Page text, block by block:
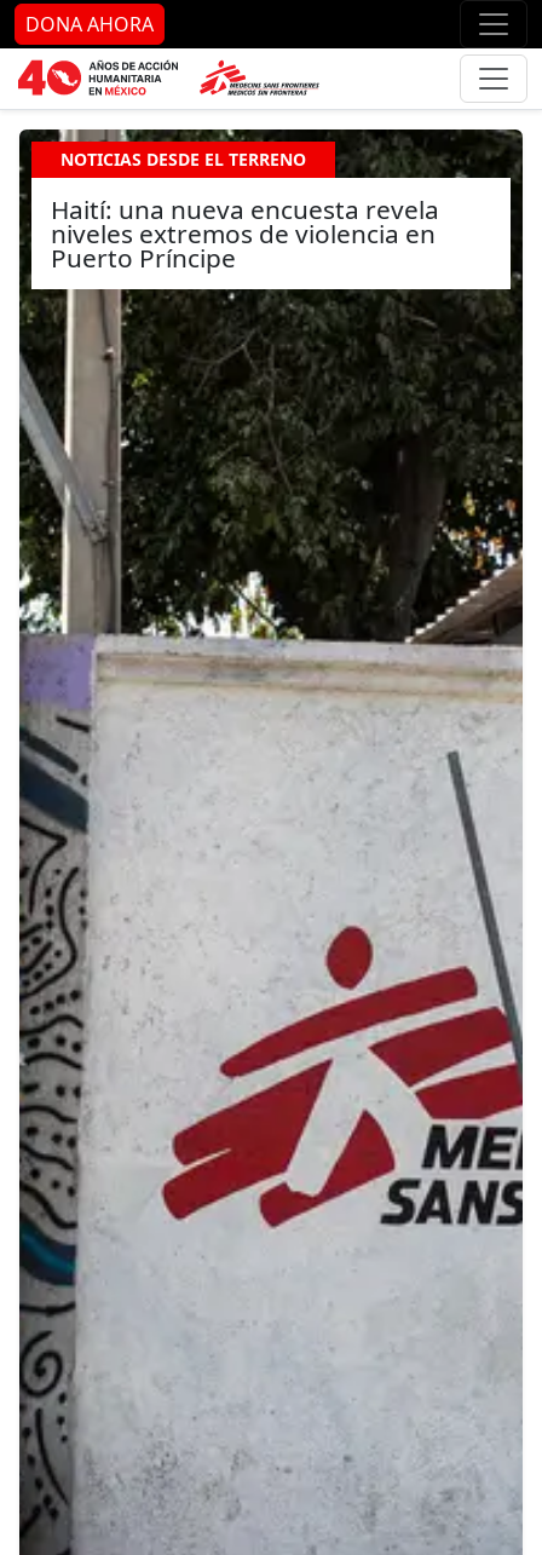
Ir al contenido principal Ir
DONA AHORA
NOTICIAS DESDE EL TERRENO
Haití: una nueva encuesta revela
niveles extremos de violencia en
Puerto Príncipe